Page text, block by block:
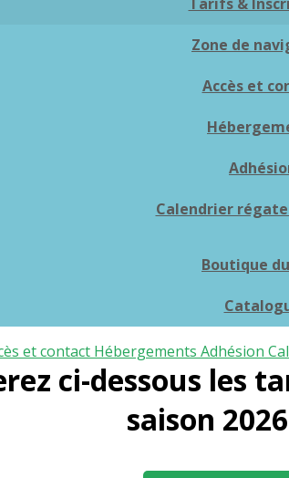
Zone de
Accès et
Calendrier
Boutique
et contact Hébergements Adhésion
ci-dessous les
saison